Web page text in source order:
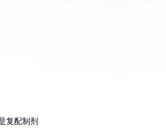
复配制剂